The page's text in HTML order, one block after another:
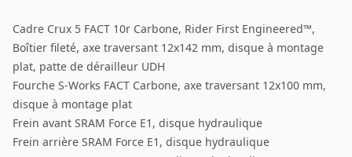
Cadre Crux 5 FACT 10r Carbone, Rider First Engineered™,
Boîtier fileté, axe traversant 12x142 mm, disque à montage
plat, patte de dérailleur UDH
Fourche S-Works FACT Carbone, axe traversant 12x100 mm,
disque à montage plat
Frein avant SRAM Force E1, disque hydraulique
Frein arrière SRAM Force E1, disque hydraulique